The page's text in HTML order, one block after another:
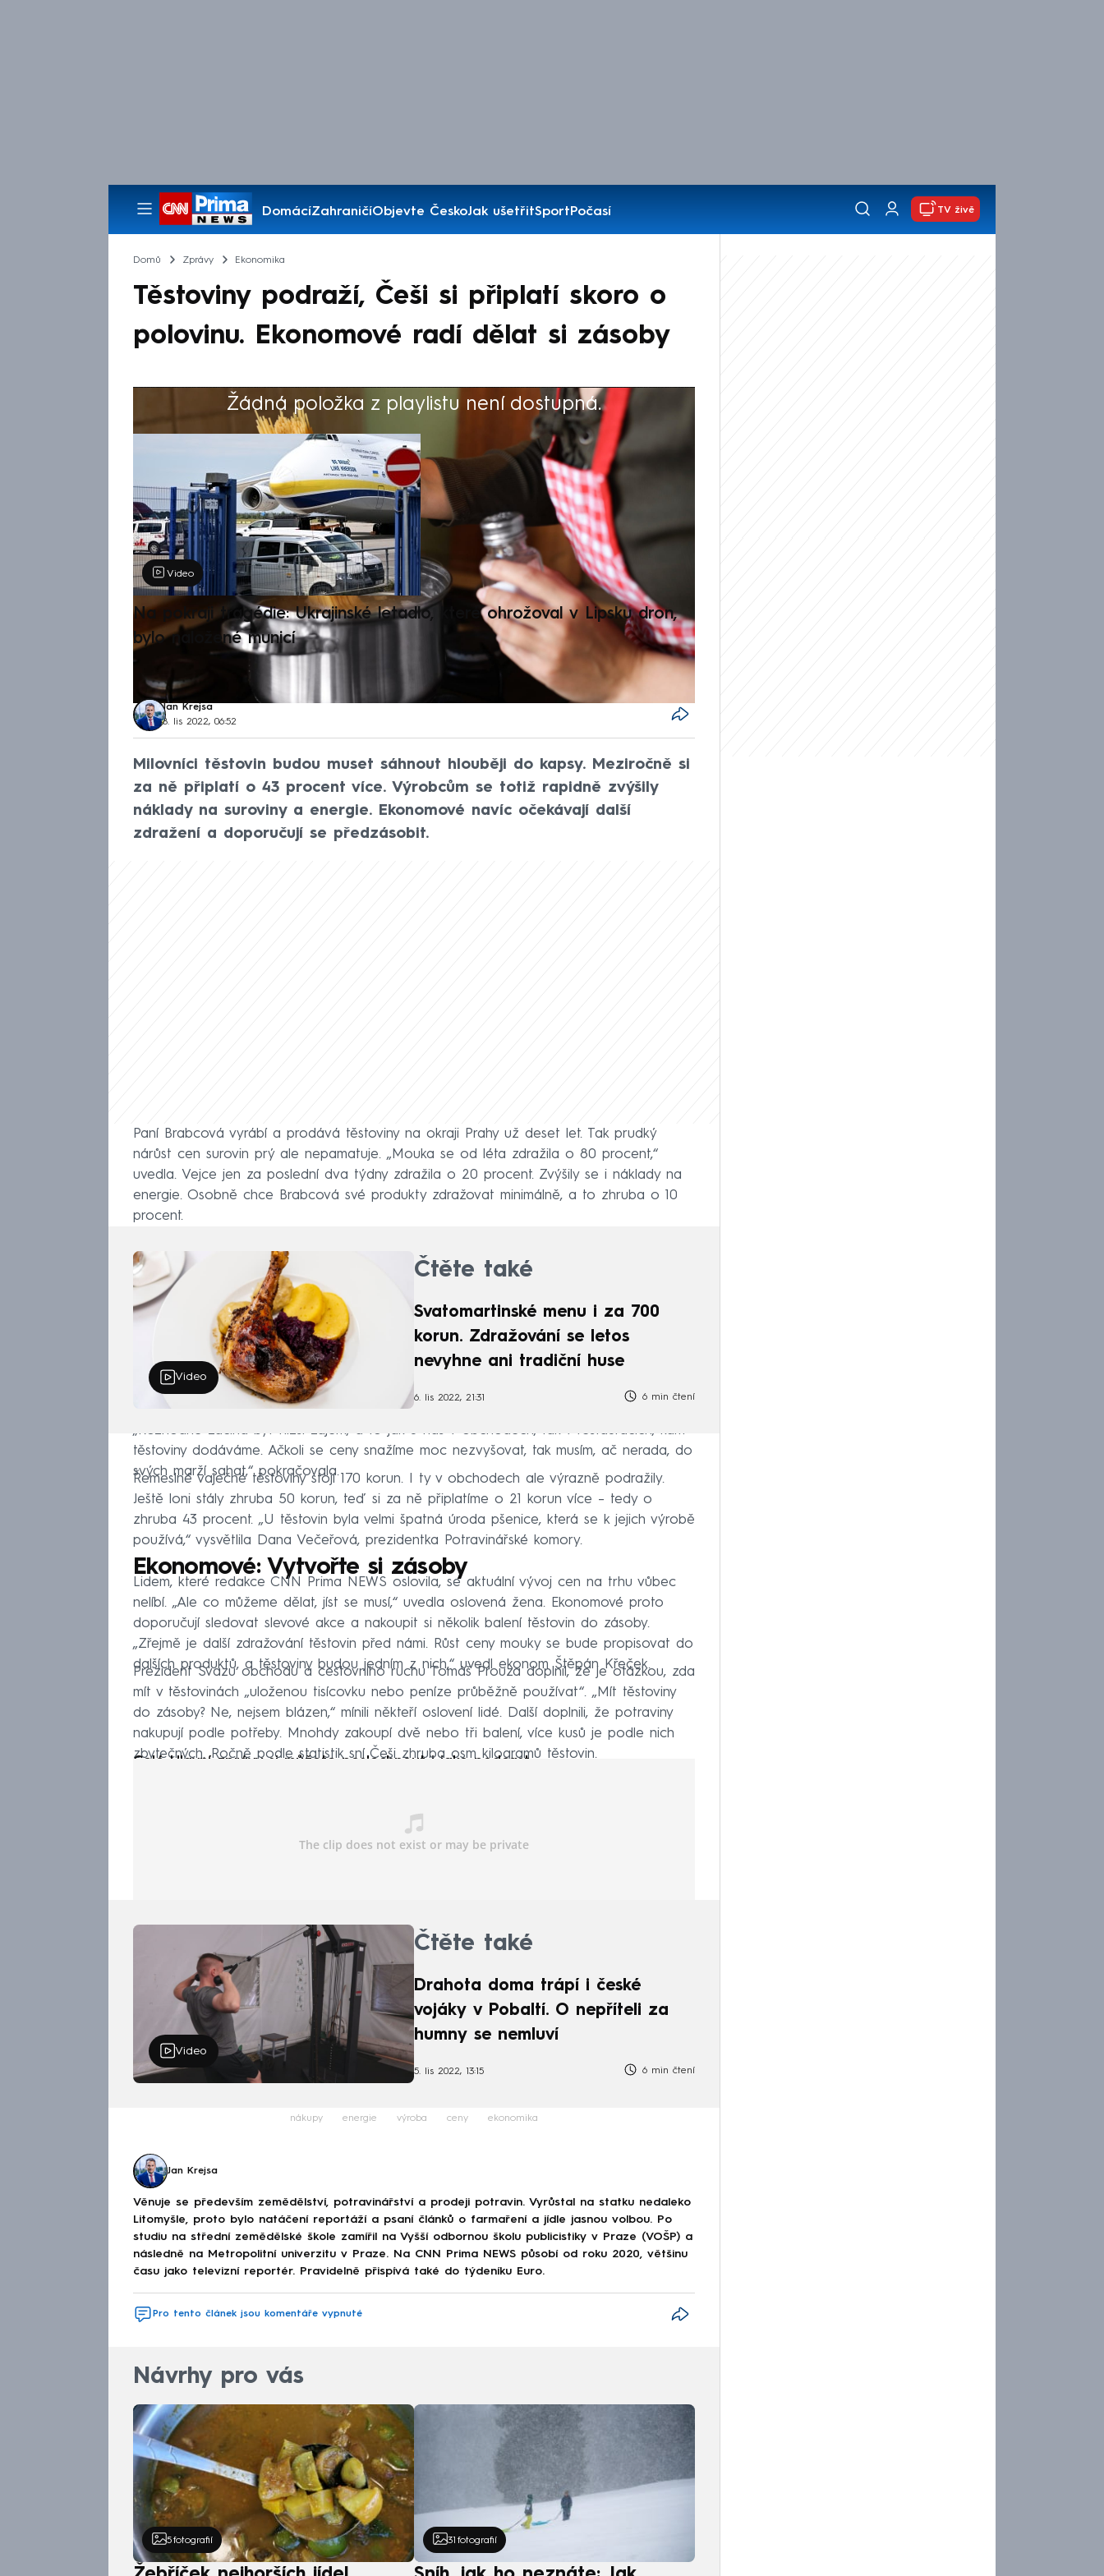
DomácíZahraničíObjevte ČeskoJak ušetřitSportPočasí
Pořady
TV živě
Domů Zprávy Ekonomika
Těstoviny podraží, Češi si připlatí skoro o
polovinu. Ekonomové radí dělat si zásoby
Žádná položka z playlistu není dostupná.
Výběr redakce
Video
Na pokraji tragédie: Ukrajinské letadlo, které ohrožoval v Lipsku dron,
bylo naložené municí
Jan Krejsa
8. lis 2022, 06:52
Milovníci těstovin budou muset sáhnout hlouběji do kapsy. Meziročně si
za ně připlatí o 43 procent více. Výrobcům se totiž rapidně zvýšily
náklady na suroviny a energie. Ekonomové navíc očekávají další
zdražení a doporučují se předzásobit.
Paní Brabcová vyrábí a prodává těstoviny na okraji Prahy už deset let. Tak prudký
nárůst cen surovin prý ale nepamatuje. „Mouka se od léta zdražila o 80 procent,“
uvedla. Vejce jen za poslední dva týdny zdražila o 20 procent. Zvýšily se i náklady na
energie. Osobně chce Brabcová své produkty zdražovat minimálně, a to zhruba o 10
procent.
Video
Čtěte také
Svatomartinské menu i za 700
korun. Zdražování se letos
nevyhne ani tradiční huse
6. lis 2022, 21:31 6 min čtení
„Rozhodně začíná být nižší zájem, a to jak u nás v obchodech, tak v restauracích, kam
těstoviny dodáváme. Ačkoli se ceny snažíme moc nezvyšovat, tak musím, ač nerada, do
svých marží sahat,“ pokračovala.
Řemeslné vaječné těstoviny stojí 170 korun. I ty v obchodech ale výrazně podražily.
Ještě loni stály zhruba 50 korun, teď si za ně připlatíme o 21 korun více – tedy o
zhruba 43 procent. „U těstovin byla velmi špatná úroda pšenice, která se k jejich výrobě
používá,“ vysvětlila Dana Večeřová, prezidentka Potravinářské komory.
Ekonomové: Vytvořte si zásoby
Lidem, které redakce CNN Prima NEWS oslovila, se aktuální vývoj cen na trhu vůbec
nelíbí. „Ale co můžeme dělat, jíst se musí,“ uvedla oslovená žena. Ekonomové proto
doporučují sledovat slevové akce a nakoupit si několik balení těstovin do zásoby.
„Zřejmě je další zdražování těstovin před námi. Růst ceny mouky se bude propisovat do
dalších produktů, a těstoviny budou jedním z nich,“ uvedl ekonom Štěpán Křeček.
Prezident Svazu obchodu a cestovního ruchu Tomáš Prouza doplnil, že je otázkou, zda
mít v těstovinách „uloženou tisícovku nebo peníze průběžně používat“. „Mít těstoviny
do zásoby? Ne, nejsem blázen,“ mínili někteří oslovení lidé. Další doplnili, že potraviny
nakupují podle potřeby. Mnohdy zakoupí dvě nebo tři balení, více kusů je podle nich
zbytečných. Ročně podle statistik sní Češi zhruba osm kilogramů těstovin.
Celé Hlavní zprávy si můžete poslechnout i jako podcast:
Video
Čtěte také
Drahota doma trápí i české
vojáky v Pobaltí. O nepříteli za
humny se nemluví
5. lis 2022, 13:15 6 min čtení
nákupy energie výroba ceny ekonomika
Jan Krejsa
Věnuje se především zemědělství, potravinářství a prodeji potravin. Vyrůstal na statku nedaleko
Litomyšle, proto bylo natáčení reportáží a psaní článků o farmaření a jídle jasnou volbou. Po
studiu na střední zemědělské škole zamířil na Vyšší odbornou školu publicistiky v Praze (VOŠP) a
následně na Metropolitní univerzitu v Praze. Na CNN Prima NEWS působí od roku 2020, většinu
času jako televizní reportér. Pravidelně přispívá také do týdeníku Euro.
Pro tento článek jsou komentáře vypnuté
Návrhy pro vás
5 fotografií 31 fotografií